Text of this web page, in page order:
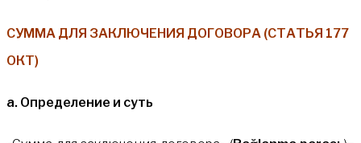
СУММА ДЛЯ ЗАКЛЮЧЕНИЯ ДОГОВОРА (СТАТЬЯ 177
ОКТ)
а. Определение и суть